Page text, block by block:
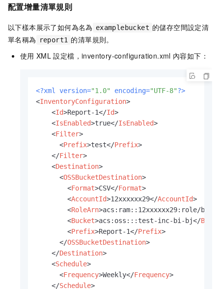
配置增量清單規則
以下樣本展示了如何為名為 examplebucket 的儲存空間設定清
單名稱為
report1 的清單規則。
使用 XML 設定檔，inventory-configuration.xml 內容如下：
<?xml version="1.0" encoding="UTF-8"?>
<InventoryConfiguration>
<Id>Report-1</Id>
<IsEnabled>true</IsEnabled>
<Filter>
<Prefix>test</Prefix>
</Filter>
<Destination>
<OSSBucketDestination>
<Format>CSV</Format>
<AccountId>12xxxxxx29</AccountId>
<RoleArn>acs:ram::12xxxxxx29:role/
<Bucket>acs:oss:::test-inc-bi-bj</
<Prefix>Report-1</Prefix>
</OSSBucketDestination>
</Destination>
<Schedule>
<Frequency>Weekly</Frequency>
</Schedule>